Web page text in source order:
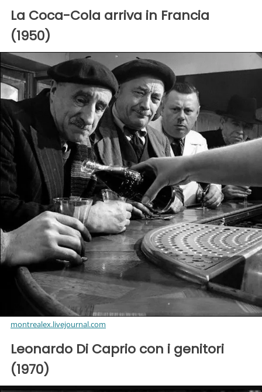
La Coca-Cola arriva in Francia
(1950)
montrealex.livejournal.com
Leonardo Di Caprio con i genitori
(1970)